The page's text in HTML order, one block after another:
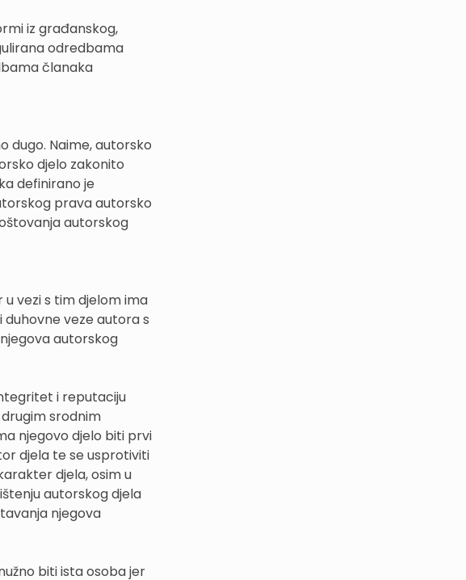
iz građanskog,
odredbama
članaka
dugo. Naime, autorsko
djelo zakonito
definirano je
prava autorsko
autorskog
vezi s tim djelom ima
veze autora s
autorskog
i reputaciju
srodnim
njegovo djelo biti prvi
djela te se usprotiviti
djela, osim u
autorskog djela
njegova
biti ista osoba jer